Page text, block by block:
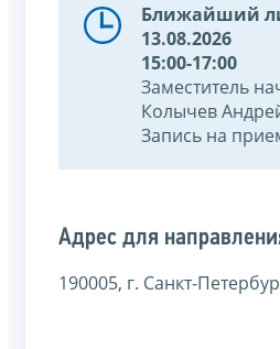
Ближайший
13.08.2026
15:00-17:00
Заместитель
Колычев
Запись на
Адрес для
190005, г. Санкт-